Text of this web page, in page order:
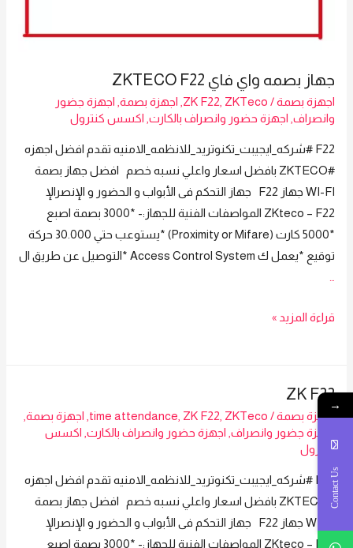
جهاز بصمه واي فاي ZKTECO F22
اجهزة بصمة/
ZK F22 ZKTeco اجهزة بصمة اجهزة جضور
وانصراف اجهزة حضور وانصراف بالكارت اكسس كنترول
F22 #شركه_ايجيبت_تكنوتريد_للانظمه_الامنيه تقدم افضل اجهزه
#ZKTECO بافضل اسعار واعلي نسبه خصم افضل جهاز بصمة
WI-FI جهاز F22 جهاز التحكم فى الأبواب و الحضور و الإنصرالإ
ZKteco – F22 المواصفات الفنية للجهاز:- *3000 بصمة اصبع
*5000 كارت (Proximity or Mifare) *يستوعب حتي 30.000 حركة
توقيع *يعمل ك Access Control System *التوصيل عن طريق ال
جهاز
ZKTECO
F22
قراءة المزيد »
ZK F22
اجهزة بصمة/
time attendance ZK F22 ZKTeco اجهزة بصمة
اجهزة جضور وانصراف اجهزة حضور وانصراف بالكارت اكسس
كنترول
F22 #شركه_ايجيبت_تكنوتريد_للانظمه_الامنيه تقدم افضل اجهزه
#ZKTECO بافضل اسعار واعلي نسبه خصم افضل جهاز بصمة
WI-FI جهاز F22 جهاز التحكم فى الأبواب و الحضور و الإنصرالإ
ZKteco – F22 المواصفات الفنية للجهاز:- *3000 بصمة اصبع
→
Contact Us